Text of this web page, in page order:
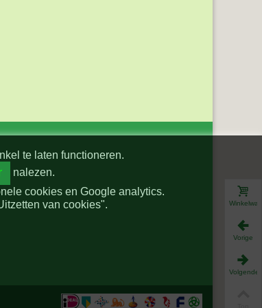
te laten functioneren.
nalezen.
cookies en Google analytics.
van cookies".
Vorige
Volgende